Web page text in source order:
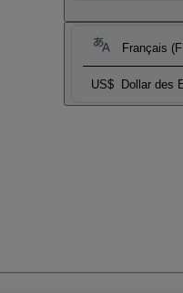
Français
US$ Dollar des